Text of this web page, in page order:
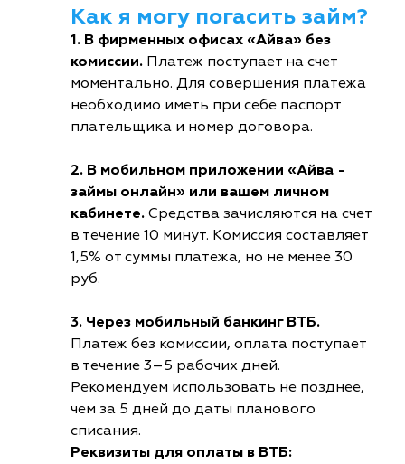
Как я могу погасить займ?
1. В фирменных офисах «Айва» без
комиссии. Платеж поступает на счет
моментально. Для совершения платежа
необходимо иметь при себе паспорт
плательщика и номер договора.
2. В мобильном приложении «Айва -
займы онлайн» или вашем личном
кабинете. Средства зачисляются на счет
в течение 10 минут. Комиссия составляет
1,5% от суммы платежа, но не менее 30
руб.
3. Через мобильный банкинг ВТБ.
Платеж без комиссии, оплата поступает
в течение 3–5 рабочих дней.
Рекомендуем использовать не позднее,
чем за 5 дней до даты планового
списания.
Реквизиты для оплаты в ВТБ: